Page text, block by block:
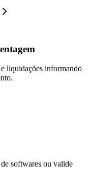
liquidações informando
softwares ou valide